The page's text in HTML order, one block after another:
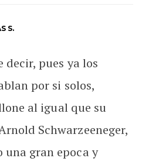
S.
decir, pues ya los
por si solos,
al igual que su
Schwarzeeneger,
una gran epoca y